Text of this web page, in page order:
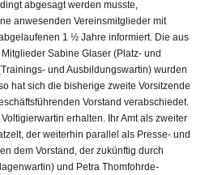
abgesagt werden musste,
anwesenden Vereinsmitglieder mit
1 ½ Jahre informiert. Die aus
Sabine Glaser (Platz- und
und Ausbildungswartin) wurden
hat sich die bisherige zweite Vorsitzende
Vorstand verabschiedet.
erhalten. Ihr Amt als zweiter
der weiterhin parallel als Presse- und
dem Vorstand, der zukünftig durch
und Petra Thomfohrde-